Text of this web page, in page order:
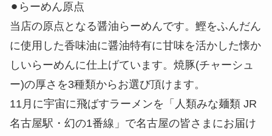
⚫︎らーめん原点
当店の原点となる醤油らーめんです。鰹をふんだん
に使用した香味油に醤油特有に甘味を活かした懐か
しいらーめんに仕上げています。焼豚(チャーシュ
ー)の厚さを3種類からお選び頂けます。
11月に宇宙に飛ばすラーメンを「人類みな麺類 JR
名古屋駅・幻の1番線」で名古屋の皆さまにお届け